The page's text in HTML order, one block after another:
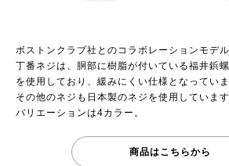
ボストンクラブ社とのコラボレーションモデル
丁番ネジは、胴部に樹脂が付いている福井鋲
を使用しており、緩みにくい仕様となっていま
その他のネジも日本製のネジを使用しています
バリエーションは4カラー。
商品はこちらから